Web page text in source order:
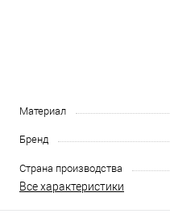
Материал
Бренд
Страна производства
Все характеристики